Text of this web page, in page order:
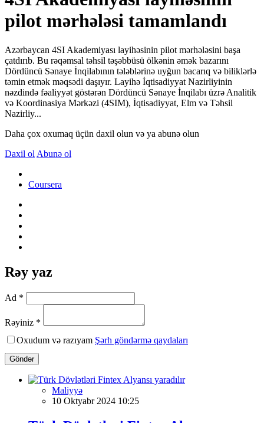
pilot mərhələsi tamamlandı
Azərbaycan 4SI Akademiyası layihəsinin pilot mərhələsini başa
çatdırıb. Bu rəqəmsal təhsil təşəbbüsü ölkənin əmək bazarını
Dördüncü Sənaye İnqilabının tələblərinə uyğun bacarıq və biliklərlə
təmin etmək məqsədi daşıyır. Layihə İqtisadiyyat Nazirliyinin
nəzdində fəaliyyət göstərən Dördüncü Sənaye İnqilabı üzrə Analitik
və Koordinasiya Mərkəzi (4SIM), İqtisadiyyat, Elm və Təhsil
Nazirliy...
Daha çox oxumaq üçün daxil olun və ya abunə olun
Daxil ol Abunə ol
Coursera
Rəy yaz
Ad *
Rəyiniz *
Oxudum və razıyam Şərh göndərmə qaydaları
Göndər
Maliyyə
10 Oktyabr 2024 10:25